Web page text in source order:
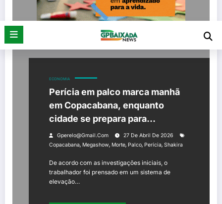
ECONOMIA
Perícia em palco marca manhã
em Copacabana, enquanto
cidade se prepara para
megashow histórico de Shakira
Gperelo@gmail.com
27 De Abril De 2026
Copacabana, Megashow, Morte, Palco, Perícia, Shakira
De acordo com as investigações iniciais, o
trabalhador foi prensado em um sistema de
elevação…